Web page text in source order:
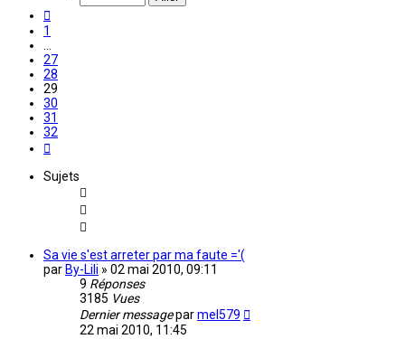
1
27
28
29
30
31
32
Sujets
Sa vie s'est arreter par ma faute ='(
par By-Lili » 02 mai 2010, 09:11
9 Réponses
3185 Vues
Dernier messageparmel579
22 mai 2010, 11:45